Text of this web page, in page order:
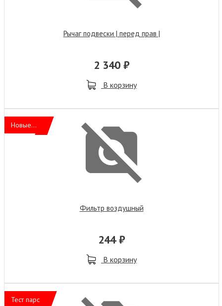
Рычаг подвески | перед прав |
2 340 ₽
В корзину
Новые...
Фильтр воздушный
244 ₽
В корзину
Тест парс